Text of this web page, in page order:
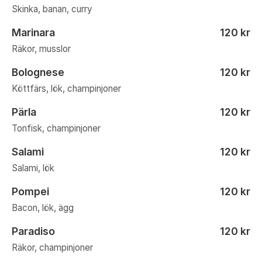
Skinka, banan, curry
Marinara 120 kr
Räkor, musslor
Bolognese 120 kr
Köttfärs, lök, champinjoner
Pärla 120 kr
Tonfisk, champinjoner
Salami 120 kr
Salami, lök
Pompei 120 kr
Bacon, lök, ägg
Paradiso 120 kr
Räkor, champinjoner